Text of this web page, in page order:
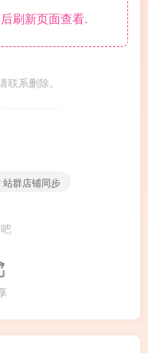
刷新页面查看.
系删除。
站群店铺同步